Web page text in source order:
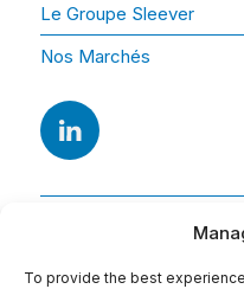
To provide the best
Le Groupe Sleever
Nos Marchés